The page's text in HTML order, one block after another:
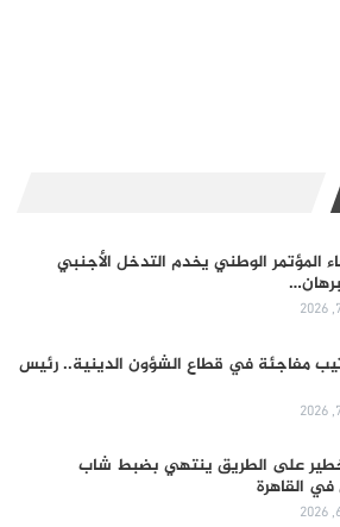
المؤتمر الوطني يخدم التدخل الأجنبي
مفاجئة في قطاع الشؤون الدينية.. رئيس
على الطريق ينتهي بضبط شاب
القاهرة